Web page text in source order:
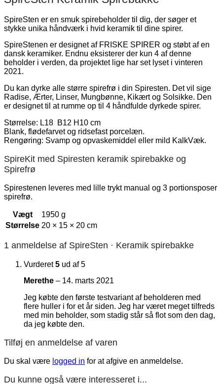
SpireSten er en smuk spirebeholder til dig, der søger et
stykke unika håndværk i hvid keramik til dine spirer.
SpireStenen er designet af FRISKE SPIRER og støbt af en
dansk keramiker. Endnu eksisterer der kun 4 af denne
beholder i verden, da projektet lige har set lyset i vinteren
2021.
Du kan dyrke alle større spirefrø i din Spiresten. Det vil sige
Radise, Ærter, Linser, Mungbønne, Kikært og Solsikke. Den
er designet til at rumme op til 4 håndfulde dyrkede spirer.
Størrelse: L18 B12 H10 cm
Blank, flødefarvet og ridsefast porcelæn.
Rengøring: Svamp og opvaskemiddel eller mild KalkVæk.
SpireKit med Spiresten keramik spirebakke og
Spirefrø
Spirestenen leveres med lille trykt manual og 3 portionsposer
spirefrø.
Vægt
1950 g
Størrelse 20 × 15 × 20 cm
1 anmeldelse af SpireSten · Keramik spirebakke
Vurderet5 ud af 5
Merethe – 14. marts 2021
Jeg købte den første testvariant af beholderen med
flere huller i for et år siden. Jeg har været meget tilfreds
med min beholder, som stadig står så flot som den dag,
da jeg købte den.
Tilføj en anmeldelse af varen
Du skal være logged in for at afgive en anmeldelse.
Du kunne også være interesseret i...